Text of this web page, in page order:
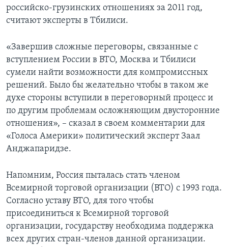
российско-грузинских отношениях за 2011 год,
считают эксперты в Тбилиси.
«Завершив сложные переговоры, связанные с
вступлением России в ВТО, Москва и Тбилиси
сумели найти возможности для компромиссных
решений. Было бы желательно чтобы в таком же
духе стороны вступили в переговорный процесс и
по другим проблемам осложняющим двусторонние
отношения», – сказал в своeм комментарии для
«Голоса Америки» политический эксперт Заал
Анджапаридзе.
Напомним, Россия пыталась стать членом
Всемирной торговой организации (ВТО) с 1993 года.
Согласно уставу ВТО, для того чтобы
присоединиться к Всемирной торговой
организации, государству необходима поддержка
всех других стран-членов данной организации.